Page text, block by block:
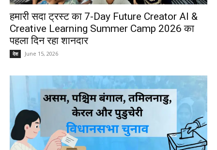
हमारी सदा ट्रस्ट का 7-Day Future Creator AI &
Creative Learning Summer Camp 2026 का
पहला दिन रहा शानदार
देश June 15, 2026